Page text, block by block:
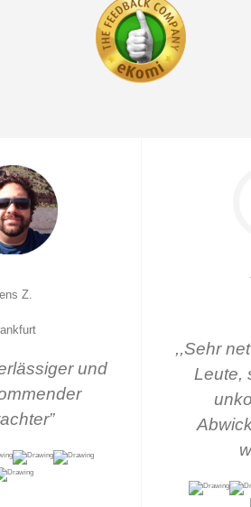
Z.
und
,,Sehr
Leute,